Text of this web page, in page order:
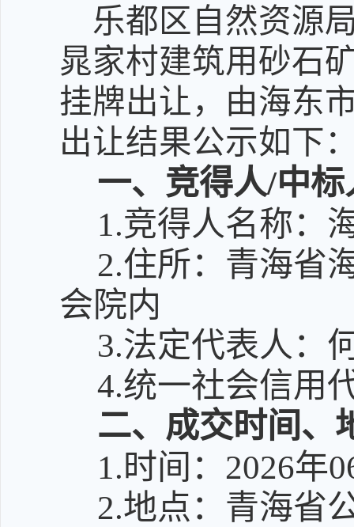
乐都区自然资源
晁家村建筑用砂石
挂牌出让，由海东
出让结果公示如下
一、竞得人/中
1.竞得人名称：
2.住所：青海省
会院内
3.法定代表人：
4.统一社会信用
二、成交时间、
1.时间：2026年
2.地点：青海省